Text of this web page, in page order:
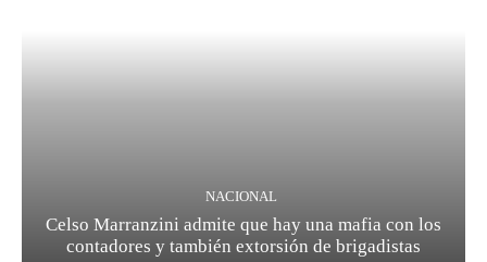
NACIONAL
Celso Marranzini admite que hay una mafia con los
contadores y también extorsión de brigadistas